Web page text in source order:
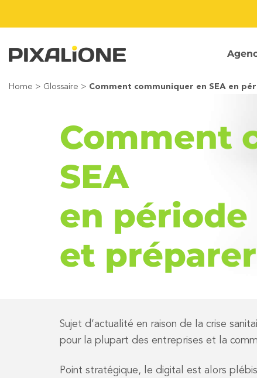
Home > Glossaire > Comment communiquer en SEA en
Comment
SEA
en
et
Sujet d’actualité en raison de la crise
pour la plupart des entreprises et la
Point stratégique, le digital est alors